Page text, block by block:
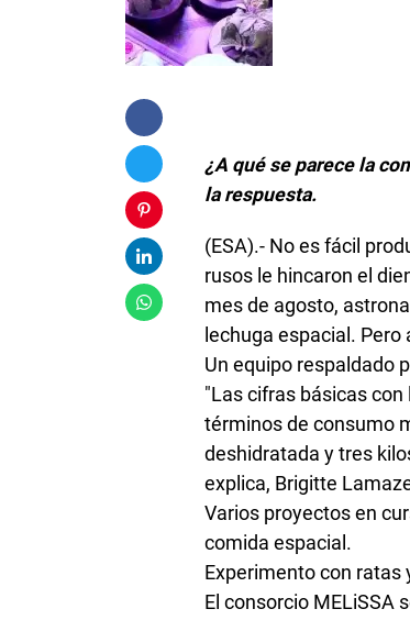
¿A qué se parece la
la respuesta.
(ESA).- No es fácil
rusos le hincaron el
mes de agosto,
lechuga espacial.
Un equipo respaldado
"Las cifras básicas
términos de consumo
deshidratada y tres
explica, Brigitte
Varios proyectos en
comida espacial.
Experimento con ratas
El consorcio MELiSSA